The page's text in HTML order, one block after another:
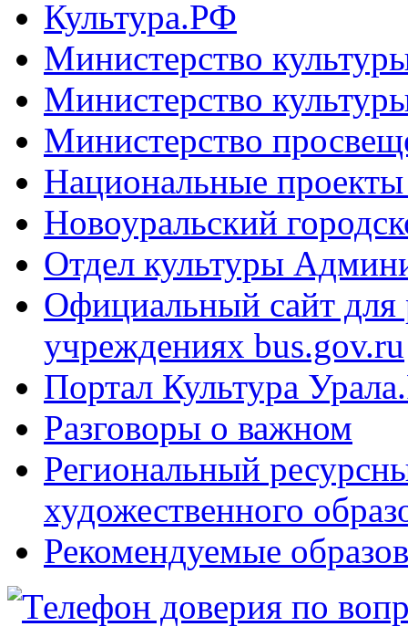
Культура.РФ
Министерство
Министерство
Министерство
Национальные
Новоуральский
Отдел культуры
Официальный сайт
учреждениях bus.gov.ru
Портал Культура
Разговоры о важном
Региональный
художественного
Рекомендуемые